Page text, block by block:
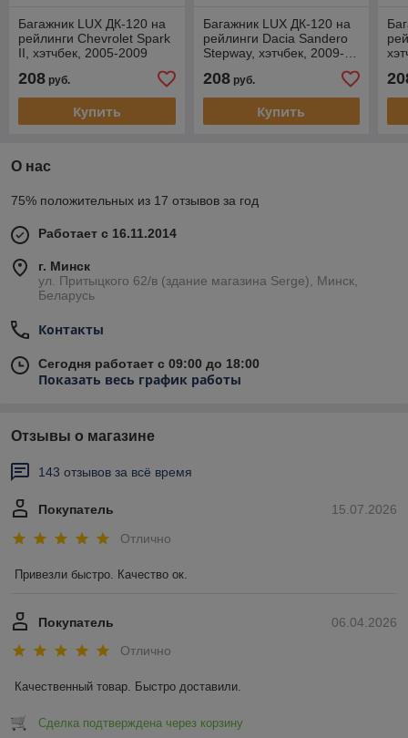
Багажник LUX ДК-120 на
рейлинги Chevrolet Spark
II, хэтчбек, 2005-2009
208 руб.
Купить
Багажник LUX ДК-120 на
рейлинги Dacia Sandero
Stepway, хэтчбек, 2009-…
208руб.
Купить
О нас
75% положительных из 17 отзывов за год
Работает с 16.11.2014
г. Минск
ул. Притыцкого 62/в (здание магазина Serge), Минск,
Беларусь
Контакты
Сегодня работает с 09:00 до 18:00
Показать весь график работы
Отзывы о магазине
143 отзывов за всё время
15.07.2026
Покупатель
Отлично
Привезли быстро. Качество ок.
06.04.2026
Покупатель
Отлично
Качественный товар. Быстро доставили.
Сделка подтверждена через корзину